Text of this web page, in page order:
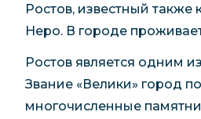
Ростов, известный также
Неро. В городе
Ростов является одним
Звание «Велики» город
многочисленные